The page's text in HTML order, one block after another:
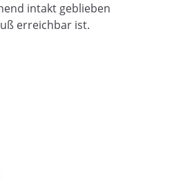
intakt geblieben
erreichbar ist.